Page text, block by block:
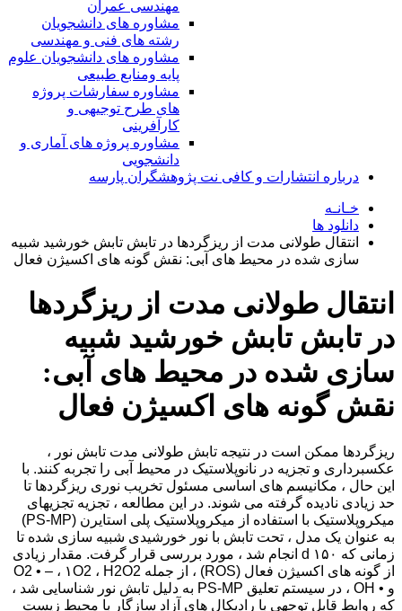
مهندسی عمران
مشاوره های دانشجویان
رشته های فنی و مهندسی
مشاوره های دانشجویان علوم
پایه ومنابع طبیعی
مشاوره سفارشات پروژه
های طرح توجیهی و
کارآفرینی
مشاوره پروژه های آماری و
دانشجویی
درباره انتشارات و کافی نت پژوهشگران پارسه
خـانـه
دانلود ها
انتقال طولانی مدت از ریزگردها در تابش تابش خورشید شبیه
سازی شده در محیط های آبی: نقش گونه های اکسیژن فعال
انتقال طولانی مدت از ریزگردها
در تابش تابش خورشید شبیه
سازی شده در محیط های آبی:
نقش گونه های اکسیژن فعال
ریزگردها ممکن است در نتیجه تابش طولانی مدت تابش نور ،
عکسبرداری و تجزیه در نانوپلاستیک در محیط آبی را تجربه کنند. با
این حال ، مکانیسم های اساسی مسئول تخریب نوری ریزگردها تا
حد زیادی نادیده گرفته می شوند. در این مطالعه ، تجزیه تجزیهای
میکروپلاستیک با استفاده از میکروپلاستیک پلی استایرن (PS-MP)
به عنوان یک مدل ، تحت تابش با نور خورشیدی شبیه سازی شده تا
زمانی که ۱۵۰ d انجام شد ، مورد بررسی قرار گرفت. مقدار زیادی
از گونه های اکسیژن فعال (ROS) ، از جمله O2 • – ، ۱O2 ، H2O2
و • OH ، در سیستم تعلیق PS-MP به دلیل تابش نور شناسایی شد ،
که روابط قابل توجهی با رادیکال های آزاد سازگار با محیط زیست